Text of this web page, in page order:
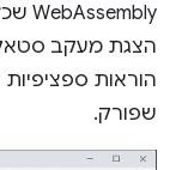
שפורק.